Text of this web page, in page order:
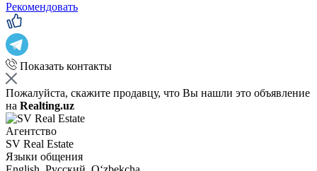
Рекомендовать
Показать контакты
Пожалуйста, скажите продавцу, что Вы нашли это объявление
на Realting.uz
Агентство
SV Real Estate
Языки общения